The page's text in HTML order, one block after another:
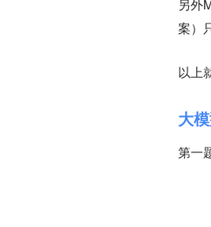
另外
案）
以上
大
第一